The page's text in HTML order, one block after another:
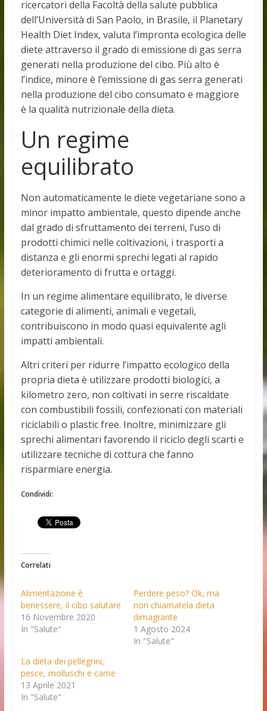
ricercatori della Facoltà della salute pubblica
dell’Università di San Paolo, in Brasile, il Planetary
Health Diet Index, valuta l’impronta ecologica delle
diete attraverso il grado di emissione di gas serra
generati nella produzione del cibo. Più alto è
l’indice, minore è l’emissione di gas serra generati
nella produzione del cibo consumato e maggiore
è la qualità nutrizionale della dieta.
Un regime
equilibrato
Non automaticamente le diete vegetariane sono a
minor impatto ambientale, questo dipende anche
dal grado di sfruttamento dei terreni, l’uso di
prodotti chimici nelle coltivazioni, i trasporti a
distanza e gli enormi sprechi legati al rapido
deterioramento di frutta e ortaggi.
In un regime alimentare equilibrato, le diverse
categorie di alimenti, animali e vegetali,
contribuiscono in modo quasi equivalente agli
impatti ambientali.
Altri criteri per ridurre l’impatto ecologico della
propria dieta è utilizzare prodotti biologici, a
kilometro zero, non coltivati in serre riscaldate
con combustibili fossili, confezionati con materiali
riciclabili o plastic free. Inoltre, minimizzare gli
sprechi alimentari favorendo il riciclo degli scarti e
utilizzare tecniche di cottura che fanno
risparmiare energia.
Condividi:
Correlati
Alimentazione è
benessere, il cibo salutare
16 Novembre 2020
In "Salute"
Perdere peso? Ok, ma
non chiamatela dieta
dimagrante
1 Agosto 2024
In "Salute"
La dieta dei pellegrini,
pesce, molluschi e carne
13 Aprile 2021
In "Salute"